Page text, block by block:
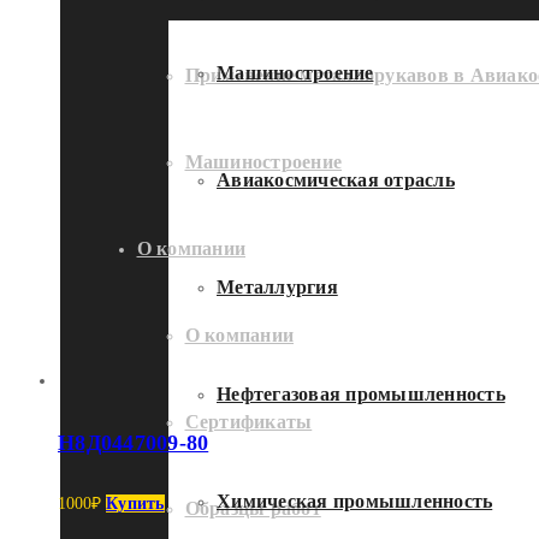
Применение металлорукавов в
Машиностроение
О компании
О компании
Сертификаты
Образцы работ
Машиностроение
Авиакосмическая отрасль
Металлургия
Нефтегазовая промышленность
Химическая промышленность
Н8Д0447009-80
1000₽ Купить